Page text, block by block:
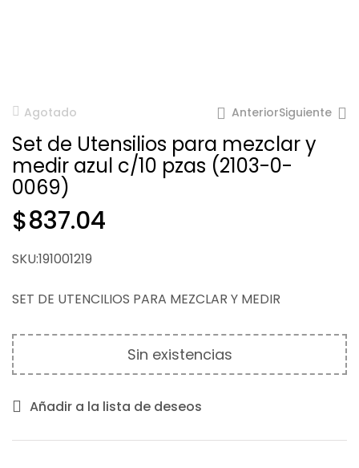
Agotado AnteriorSiguiente
Set de Utensilios para mezclar y
medir azul c/10 pzas (2103-0-
0069)
$837.04
SKU:191001219
SET DE UTENCILIOS PARA MEZCLAR Y MEDIR
Sin existencias
Añadir a la lista de deseos